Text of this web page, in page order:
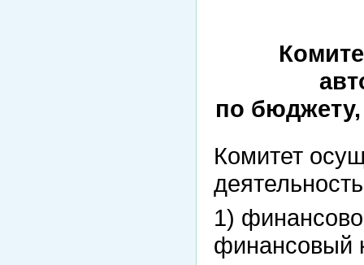
по
Комитет
1)
финансовый